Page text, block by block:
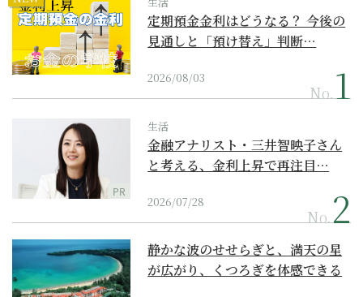
定期預金金利はどうなる？ 今後の
見通しと「預け替え」判断…
2026/08/03
No.
PR
生活
金融アナリスト・三井智映子さん
と考える、金利上昇で再注目…
2026/07/28
No.
静かな波のせせらぎと、満天の星
が広がり、くつろぎを体感できる